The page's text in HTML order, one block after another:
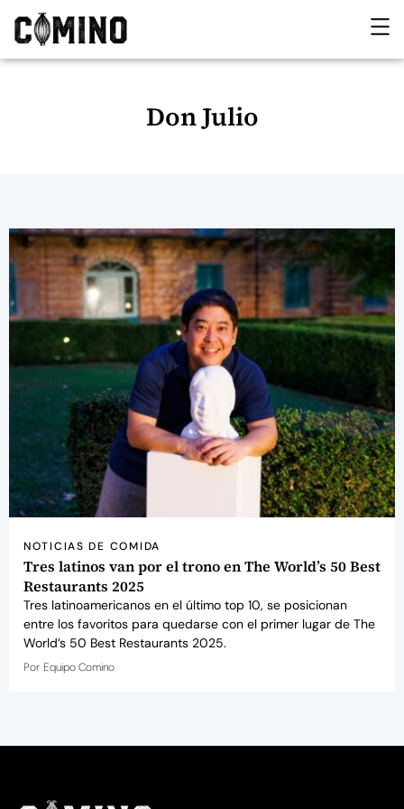
Don Julio
NOTICIAS DE COMIDA
Tres latinos van por el trono en The World’s 50 Best
Restaurants 2025
Tres latinoamericanos en el último top 10, se posicionan
entre los favoritos para quedarse con el primer lugar de The
World’s 50 Best Restaurants 2025.
Por Equipo Comino